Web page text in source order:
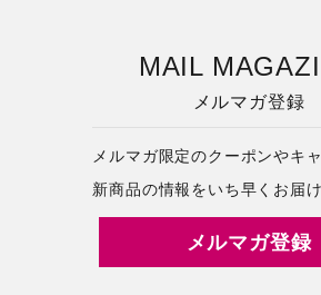
MAIL
メルマガ登録
メルマガ限定のクーポンやキ
新商品の情報をいち早くお届け
メルマガ登録